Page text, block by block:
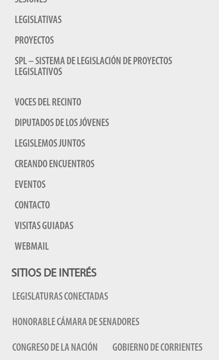
LEGISLATIVAS
PROYECTOS
SPL – SISTEMA DE LEGISLACIÓN DE PROYECTOS
LEGISLATIVOS
VOCES DEL RECINTO
DIPUTADOS DE LOS JÓVENES
LEGISLEMOS JUNTOS
CREANDO ENCUENTROS
EVENTOS
CONTACTO
VISITAS GUIADAS
WEBMAIL
SITIOS DE INTERÉS
LEGISLATURAS CONECTADAS
HONORABLE CÁMARA DE SENADORES
CONGRESO DE LA NACIÓN GOBIERNO DE CORRIENTES